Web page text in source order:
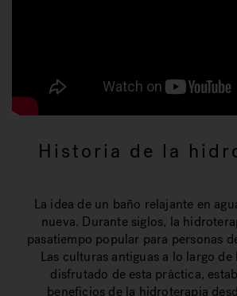
Historia de la
La idea de un baño relajante en
nueva. Durante siglos, la
pasatiempo popular para personas
Las culturas antiguas a lo largo
disfrutado de esta práctica,
beneficios de la hidroterapia